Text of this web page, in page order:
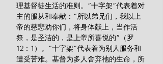
理基督徒生活的准则。“十字架”代表着对
主的服从和奉献：“所以弟兄们，我以上
帝的慈悲劝你们，将身体献上，当作活
祭，是圣洁的，是上帝所喜悦的”（罗
12：1）。“十字架”代表着为别人服务和
遭受苦难。基督为多人舍弃祂的生命，所